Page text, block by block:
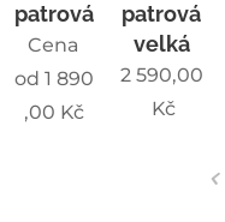
patrová
Cena
od 1 890
,00 Kč
patrová
velká
2 590,00
Kč